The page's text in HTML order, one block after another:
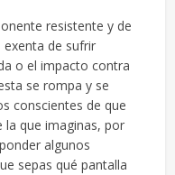
resistente y de
exenta de sufrir
o el impacto contra
se rompa y se
conscientes de que
que imaginas, por
algunos
sepas qué pantalla